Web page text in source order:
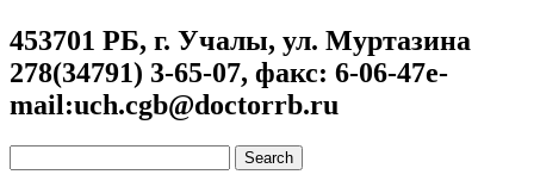
453701 РБ, г. Учалы, ул. Муртазина
278(34791) 3-65-07, факс: 6-06-47e-
mail:uch.cgb@doctorrb.ru